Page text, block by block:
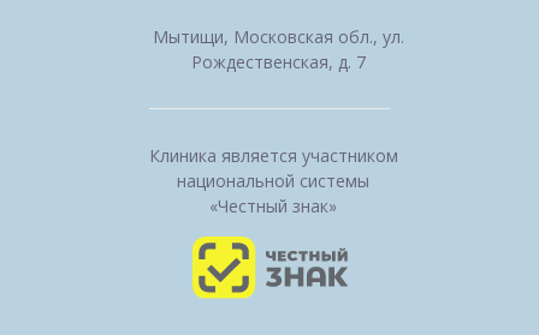
Клиника является участником
национальной системы
«Честный знак»
Мытищи, Московская обл., ул.
Рождественская, д. 7